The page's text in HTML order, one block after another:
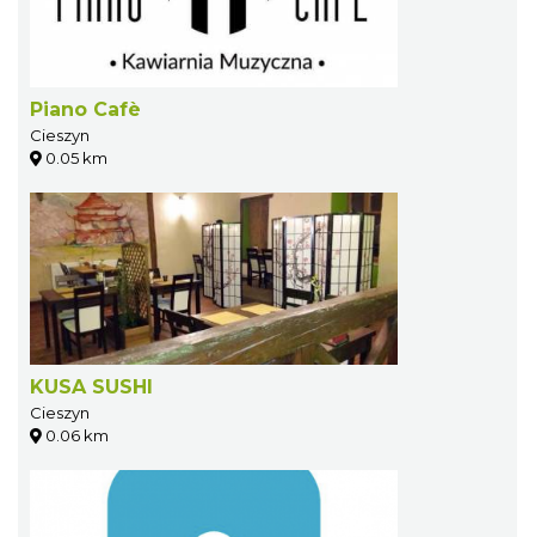
Piano Cafè
Cieszyn
0.05 km
KUSA SUSHI
Cieszyn
0.06 km